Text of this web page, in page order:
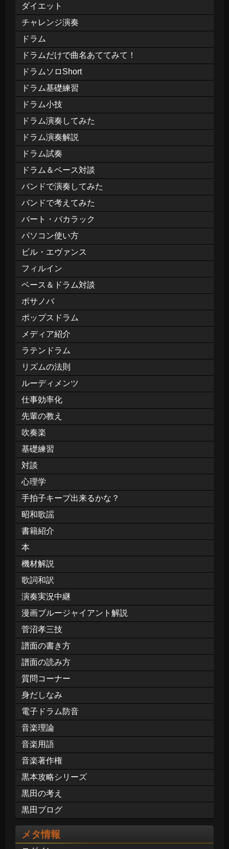
ダイエット
チャレンジ演奏
ドラム
ドラムだけで曲名あててみて！
ドラムソロShort
ドラム基礎練習
ドラム小技
ドラム演奏してみた
ドラム演奏解説
ドラム試奏
ドラム＆ベース対談
バンドで演奏してみた
バンドで考えてみた
バート・バカラック
パソコン使い方
ビル・エヴァンス
フィルイン
ベース＆ドラム対談
ボサノバ
ポップスドラム
メディア紹介
ラテンドラム
リズムの法則
ルーディメンツ
仕事効率化
先輩の教え
吹奏楽
基礎練習
対談
心理学
手拍子キープ出来るかな？
昭和歌謡
書籍紹介
本
機材解説
歌詞和訳
演奏実況中継
漫画ブルージャイアント解説
菅沼孝三技
譜面の書き方
譜面の読み方
質問コーナー
身だしなみ
電子ドラム防音
音楽理論
音楽用語
音楽著作権
黒本攻略シリーズ
黒田の考え
黒田ブログ
メタ情報